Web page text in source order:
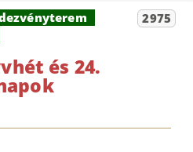
2975
és 24.